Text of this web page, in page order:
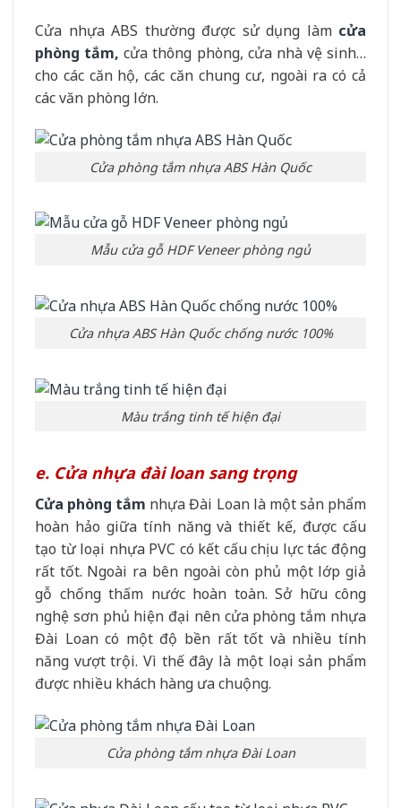
Cửa nhựa ABS thường được sử dụng làm cửa
phòng tắm, cửa thông phòng, cửa nhà vệ sinh…
cho các căn hộ, các căn chung cư, ngoài ra có cả
các văn phòng lớn.
Cửa phòng tắm nhựa ABS Hàn Quốc
Mẫu cửa gỗ HDF Veneer phòng ngủ
Cửa nhựa ABS Hàn Quốc chống nước 100%
Màu trắng tinh tế hiện đại
e. Cửa nhựa đài loan sang trọng
Cửa phòng tắm nhựa Đài Loan là một sản phẩm
hoàn hảo giữa tính năng và thiết kế, được cấu
tạo từ loại nhựa PVC có kết cấu chịu lực tác động
rất tốt. Ngoài ra bên ngoài còn phủ một lớp giả
gỗ chống thấm nước hoàn toàn. Sở hữu công
nghệ sơn phủ hiện đại nên cửa phòng tắm nhựa
Đài Loan có một độ bền rất tốt và nhiều tính
năng vượt trội. Vì thế đây là một loại sản phẩm
được nhiều khách hàng ưa chuộng.
Cửa phòng tắm nhựa Đài Loan